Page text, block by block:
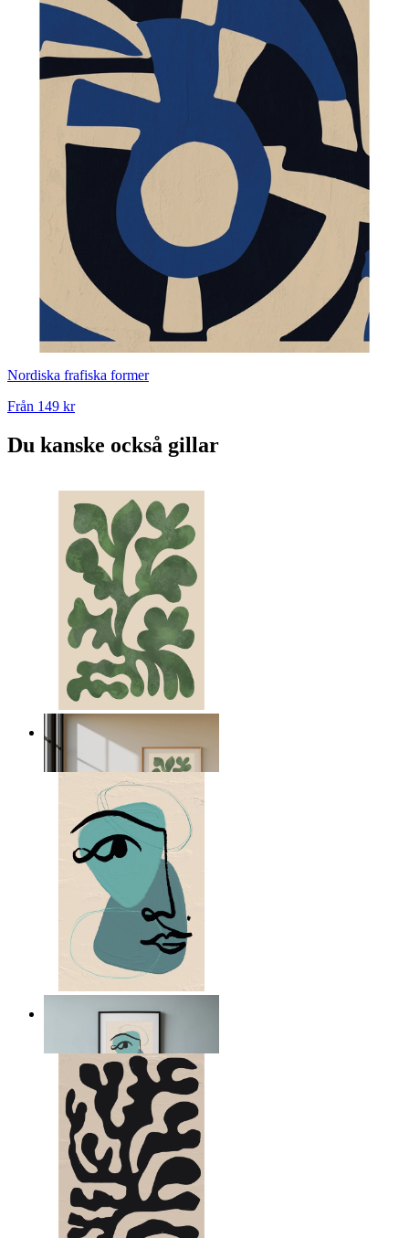
Nordiska frafiska former
Från 149 kr
Du kanske också gillar
Nordiska gröna former
149 kr
Nordiskt abstrakt porträtt
149 kr